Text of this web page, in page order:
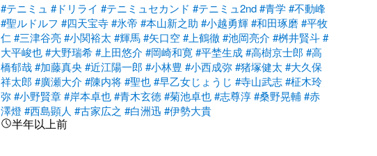
#テニミュ #ドリライ #テニミュセカンド #テニミュ2nd #青学 #不動峰
#聖ルドルフ #四天宝寺 #氷帝 #本山新之助 #小越勇輝 #和田琢磨 #平牧
仁 #三津谷亮 #小関裕太 #輝馬 #矢口空 #上鶴徹 #池岡亮介 #桝井賢斗 #
大平峻也 #大野瑞希 #上田悠介 #岡崎和寛 #平埜生成 #高樹京士郎 #高
橋郁哉 #加藤真央 #近江陽一郎 #小林豊 #小西成弥 #猪塚健太 #大久保
祥太郎 #廣瀬大介 #陳内将 #聖也 #早乙女じょうじ #寺山武志 #柾木玲
弥 #小野賢章 #岸本卓也 #青木玄徳 #菊池卓也 #志尊淳 #桑野晃輔 #赤
澤燈 #西島顕人 #古家広之 #白洲迅 #伊勢大貴
半年以上前